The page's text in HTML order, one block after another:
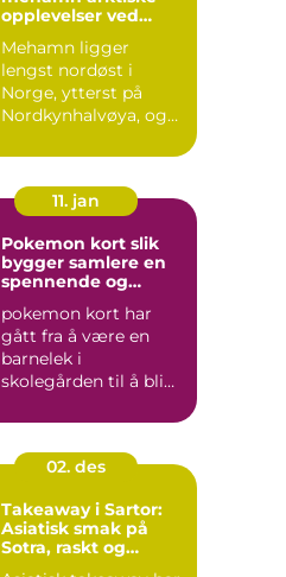
opplevelser ved
Mehamn ligger
lengst nordøst i
Norge, ytterst på
Nordkynhalvøya, og
verdens nordligs...
11. jan
Pokemon kort slik
bygger samlere en
spennende og
pokemon kort har
gått fra å være en
barnelek i
skolegården til å bli
samlere i a...
02. des
Takeaway i Sartor:
Asiatisk smak på
Sotra, raskt og